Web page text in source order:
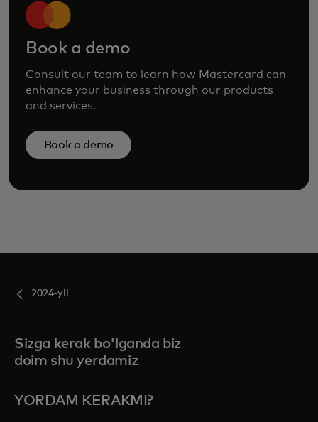
Book a demo
Consult our team to learn how Mastercard can
enhance your business through our products
and services.
Book a demo
2024-yil
Sizga kerak bo'lganda biz
doim shu yerdamiz
YORDAM KERAKMI?